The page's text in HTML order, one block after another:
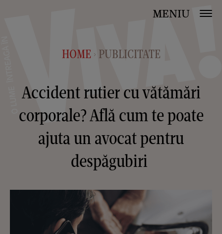
MENIU
HOME > PUBLICITATE
Accident rutier cu vătămări
corporale? Află cum te poate
ajuta un avocat pentru
despăgubiri